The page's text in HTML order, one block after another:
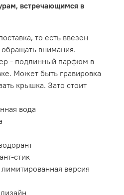
встречающимся в
то есть ввезен
внимания.
- подлинный парфюм в
Может быть гравировка
крышка. Зато стоит
вода
стик
версия